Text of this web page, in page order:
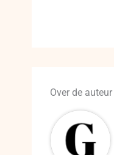
Over de auteur